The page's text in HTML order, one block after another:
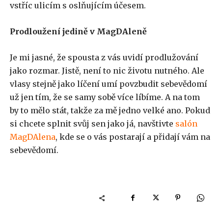
vstříc ulicím s oslňujícím účesem.
Prodloužení jedině v MagDAleně
Je mi jasné, že spousta z vás uvidí prodlužování
jako rozmar. Jistě, není to nic životu nutného. Ale
vlasy stejně jako líčení umí povzbudit sebevědomí
už jen tím, že se samy sobě více líbíme. A na tom
by to mělo stát, takže za mě jedno velké ano. Pokud
si chcete splnit svůj sen jako já, navštivte salón
MagDAlena, kde se o vás postarají a přidají vám na
sebevědomí.